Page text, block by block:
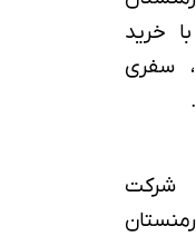
خرید
سفری
شرکت